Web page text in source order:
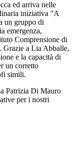
ed arriva nelle
iniziativa "A
un gruppo di
emergenza,
Comprensione di
Grazie a Lia Abballe,
e la capacità di
un corretto
simili.
Patrizia Di Mauro
per i nostri